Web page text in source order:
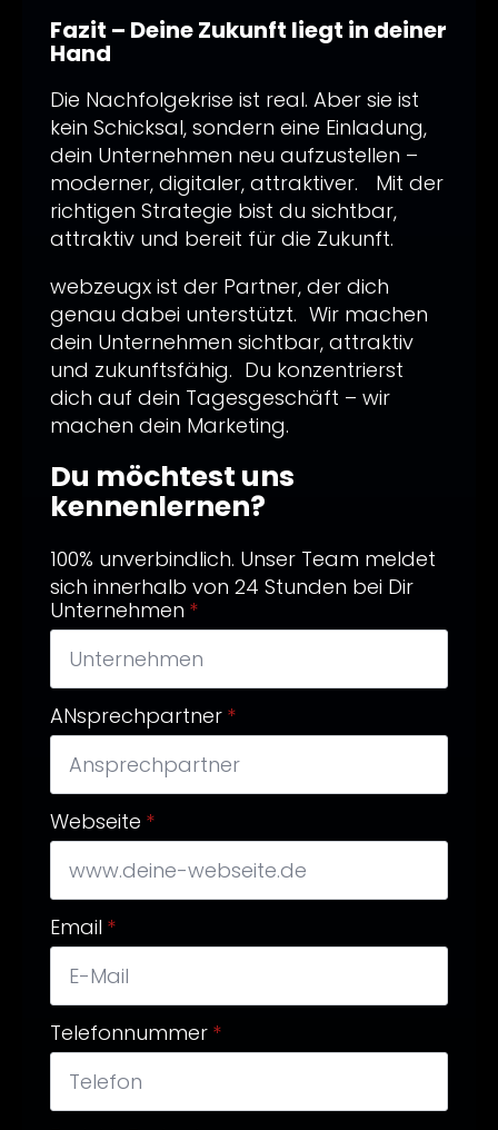
Fazit – Deine Zukunft liegt in deiner
Hand
Die Nachfolgekrise ist real. Aber sie ist
kein Schicksal, sondern eine Einladung,
dein Unternehmen neu aufzustellen –
moderner, digitaler, attraktiver. Mit der
richtigen Strategie bist du sichtbar,
attraktiv und bereit für die Zukunft.
webzeugx ist der Partner, der dich
genau dabei unterstützt. Wir machen
dein Unternehmen sichtbar, attraktiv
und zukunftsfähig. Du konzentrierst
dich auf dein Tagesgeschäft – wir
machen dein Marketing.
Du möchtest uns
kennenlernen?
100% unverbindlich. Unser Team meldet
sich innerhalb von 24 Stunden bei Dir
Unternehmen *
ANsprechpartner *
Webseite *
Email *
Telefonnummer *